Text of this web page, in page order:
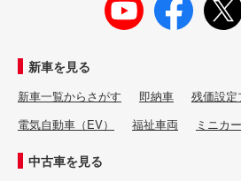
新車を見る
新車一覧からさがす 即納車
残価設定
電気自動車（EV）
福祉車両 ミニカー
中古車を見る